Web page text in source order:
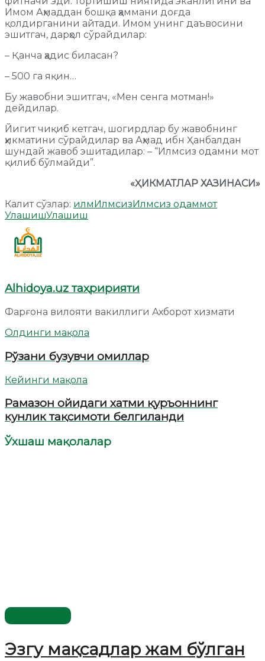
Имом Аҳмаддан бошқа ҳаммани доғда
қолдирганини айтади. Имом унинг даъвосини
эшитгач, дарҳол сўрайдилар:
– Қанча ҳадис биласан?
– 500 га яқин…
Бу жавобни эшитгач, «Мен сенга мотман!»
дейдилар.
Йигит чиқиб кетгач, шогирдлар бу жавобнинг
ҳикматини сўрайдилар ва Аҳмад ибн Ҳанбалдан
шундай жавоб эшитадилар: – “Илмсиз одамни мот
қилиб бўлмайди”.
«ҲИКМАТЛАР ХАЗИНАСИ»
Калит сўзлар: илмИлмсизИлмсиз одаммот
УлашишУлашиш
Alhidoya.uz таҳририяти
Фарғона вилояти вакиллиги Ахборот хизмати
Олдинги мақола
Рўзани бузувчи омиллар
Кейинги мақола
Рамазон ойидаги хатми қуръоннинг
кунлик тақсимоти белгиланди
Ўхшаш мақолалар
Эзгу мақсадлар жам бўлган